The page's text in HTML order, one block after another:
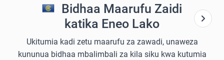
Bidhaa Maarufu Zaidi
katika Eneo Lako
Ukitumia kadi zetu maarufu za zawadi, unaweza
kununua bidhaa mbalimbali za kila siku kwa kutumia